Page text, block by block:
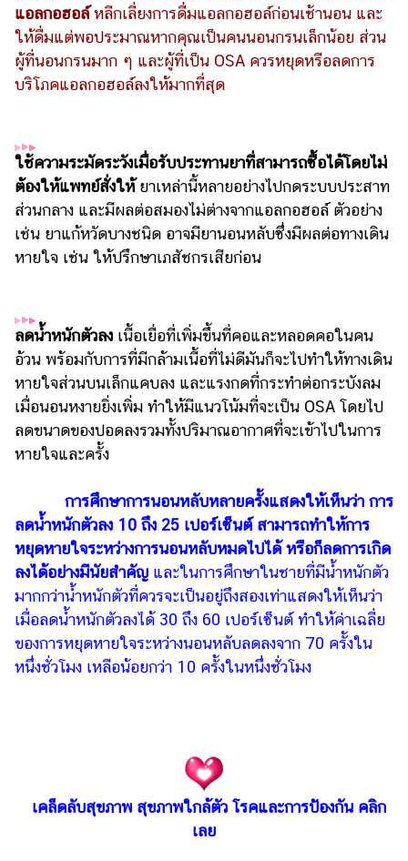
เรียน
เลข
ออนไลน์
ติดต่อ
แจ้ง
ปัญหา
ร่วม
งาน
กับ
เรา
แอลกอฮอล์หลีกเลี่ยงการดื่มแอลกอฮอล์ก่อนเช้านอน และ
ให้ดื่มแต่พอประมาณหากคุณเป็นคนนอนกรนเล็กน้อย ส่วน
ผู้ที่นอนกรนมาก ๆ และผู้ที่เป็น OSA ควรหยุดหรือลดการ
บริโภคแอลกอฮอล์ลงให้มากที่สุด
ใช้ความระมัดระวังเมื่อรับประทานยาที่สามารถซื้อได้โดยไม่
ต้องให้แพทย์สั่งให้ยาเหล่านี้หลายอย่างไปกดระบบประสาท
ส่วนกลาง และมีผลต่อสมองไม่ต่างจากแอลกอฮอล์ ตัวอย่าง
เช่น ยาแก้หวัดบางชนิด อาจมียานอนหลับซึ่งมีผลต่อทางเดิน
หายใจ เช่น ให้ปรึกษาเภสัชกรเสียก่อน
ลดน้ำหนักตัวลง เนื้อเยื่อที่เพิ่มขึ้นที่คอและหลอดคอในคน
อ้วน พร้อมกับการที่มีกล้ามเนื้อที่ไม่ดีมันก็จะไปทำให้ทางเดิน
หายใจส่วนบนเล็กแคบลง และแรงกดที่กระทำต่อกระบังลม
เมื่อนอนหงายยิ่งเพิ่ม ทำให้มีแนวโน้มที่จะเป็น OSA โดยไป
ลดขนาดของปอดลงรวมทั้งปริมาณอากาศที่จะเข้าไปในการ
หายใจและครั้ง
การศึกษาการนอนหลับหลายครั้งแสดงให้เห็นว่า การ
ลดน้ำหนักตัวลง 10 ถึง 25 เปอร์เซ็นต์ สามารถทำให้การ
หยุดหายใจระหว่างการนอนหลับหมดไปได้ หรือก็ลดการเกิด
ลงได้อย่างมีนัยสำคัญ และในการศึกษาในชายที่มีน้ำหนักตัว
มากกว่าน้ำหนักตัวที่ควรจะเป็นอยู่ถึงสองเท่าแสดงให้เห็นว่า
เมื่อลดน้ำหนักตัวลงได้ 30 ถึง 60 เปอร์เซ็นต์ ทำให้ค่าเฉลี่ย
ของการหยุดหายใจระหว่างนอนหลับลดลงจาก 70 ครั้งใน
หนึ่งชั่วโมง เหลือน้อยกว่า 10 ครั้งในหนึ่งชั่วโมง
เคล็ดลับสุขภาพ สุขภาพใกล้ตัว โรคและการป้องกัน คลิก
เลย